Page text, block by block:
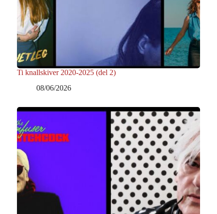
Ti knallskiver 2020-2025 (del 2)
08/06/2026